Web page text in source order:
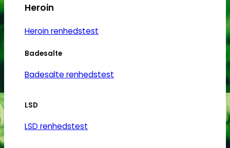
Heroin
Heroin renhedstest
Badesalte
Badesalte renhedstest
LSD
LSD renhedstest